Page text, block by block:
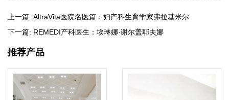
上一篇: AltraVita医院名医篇：妇产科生育学家弗拉基米尔
下一篇: REMEDI产科医生：埃琳娜·谢尔盖耶夫娜
推荐产品